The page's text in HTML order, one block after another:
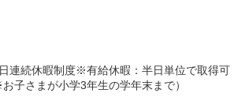
続休暇制度※有給休暇：半日単位で取得可
子さまが小学3年生の学年末まで）